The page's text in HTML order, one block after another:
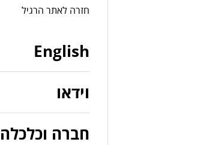
חזרה לאתר הרגיל
English
וידאו
חברה וכלכלה